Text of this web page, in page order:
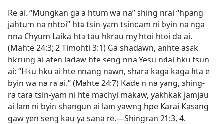
Re ai. “Mungkan ga a htum wa na” shing nrai “hpang
jahtum na nhtoi” hta tsin-yam tsindam ni byin na nga
nna Chyum Laika hta tau hkrau myihtoi htoi da ai.
(Mahte 24:3; 2 Timohti 3:1) Ga shadawn, anhte asak
hkrung ai aten ladaw hte seng nna Yesu ndai hku tsun
ai: “Hku hku ai hte nnang nawn, shara kaga kaga hta e
byin wa na ra ai.” (Mahte 24:7) Kade n na yang, shing-
ra tara tsin-yam ni hte machyi makaw, yakhkak jamjau
ai lam ni byin shangun ai lam yawng hpe Karai Kasang
gaw yen seng kau ya sana re.​​—Shingran 21:​3, 4.